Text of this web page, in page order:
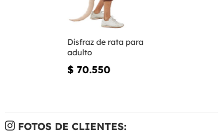
Disfraz de rata para
adulto
$ 70.550
FOTOS DE CLIENTES: